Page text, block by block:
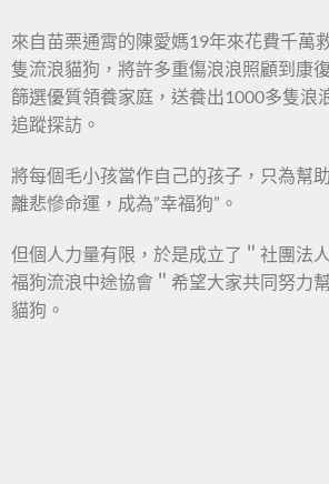
來自苗栗通霄的陳愛媽19年來花費千萬
隻流浪貓狗，將許多重傷浪浪照顧到康
篩選優質領養家庭，送養出1000多隻浪
追蹤探訪。
將每個毛小孩當作自己的孩子，只為幫
離悲慘命運，成為”幸福狗”。
但個人力量有限，於是成立了＂社團法
福狗流浪中途協會＂希望大家共同努力
貓狗。